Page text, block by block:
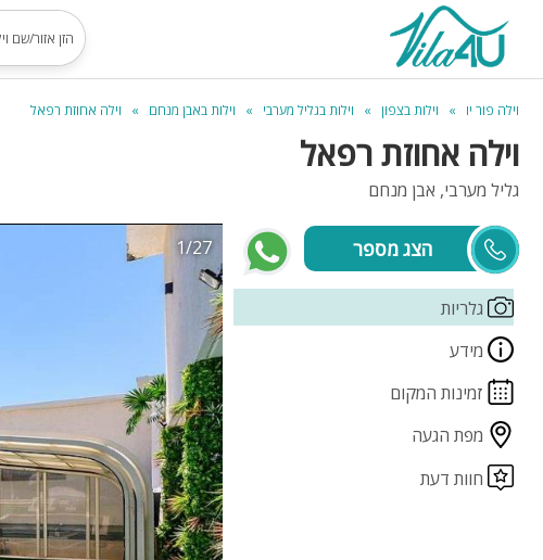
וילה פור יו וילות בצפון וילות בגליל מערבי וילות באבן מנחם וילה אחוזת רפאל
וילה אחוזת רפאל
גליל מערבי, אבן מנחם
גלריות
מידע
זמינות המקום
מפת הגעה
חוות דעת
1/27